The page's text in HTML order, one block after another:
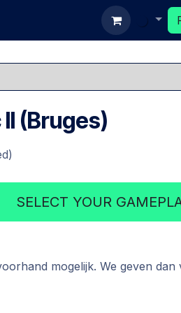
(Bruges)
SELECT YOUR
mogelijk. We geven dan